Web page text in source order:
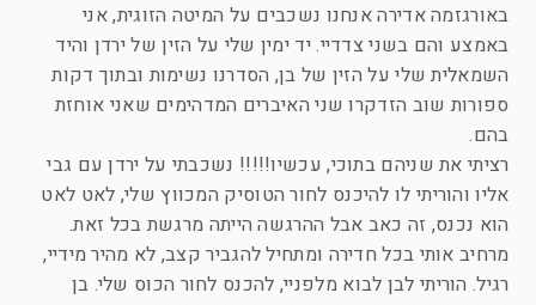
באורגזמה אדירה אנחנו נשכבים על המיטה הזוגית, אני
באמצע והם בשני צדדיי. יד ימין שלי על הזין של ירדן והיד
השמאלית שלי על הזין של בן, הסדרנו נשימות ובתוך דקות
ספורות שוב הזדקרו שני האיברים המדהימים שאני אוחזת
בהם.
רציתי את שניהם בתוכי, עכשיו!!!!! נשכבתי על ירדן עם גבי
אליו והוריתי לו להיכנס לחור הטוסיק המכווץ שלי, לאט לאט
הוא נכנס, זה כאב אבל ההרגשה הייתה מרגשת בכל זאת.
מרחיב אותי בכל חדירה ומתחיל להגביר קצב, לא מהיר מידיי,
רגיל. הוריתי לבן לבוא מלפניי, להכנס לחור הכוס שלי. בן